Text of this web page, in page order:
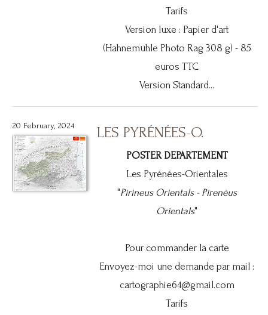
Tarifs
Version luxe : Papier d'art
(Hahnemühle Photo Rag 308 g) - 85
euros TTC
Version Standard...
20 February, 2024 LES PYRÉNÉES-O.
POSTER DEPARTEMENT
Les Pyrénées-Orientales
"Pirineus Orientals - Pirenèus
Orientals"
Pour commander la carte
Envoyez-moi une demande par mail :
cartographie64@gmail.com
Tarifs